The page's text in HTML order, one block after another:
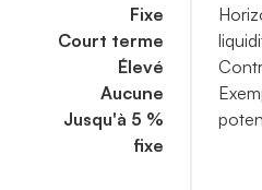
Fixe
Court terme
Élevé
Aucune
Jusqu'à 5 %
fixe